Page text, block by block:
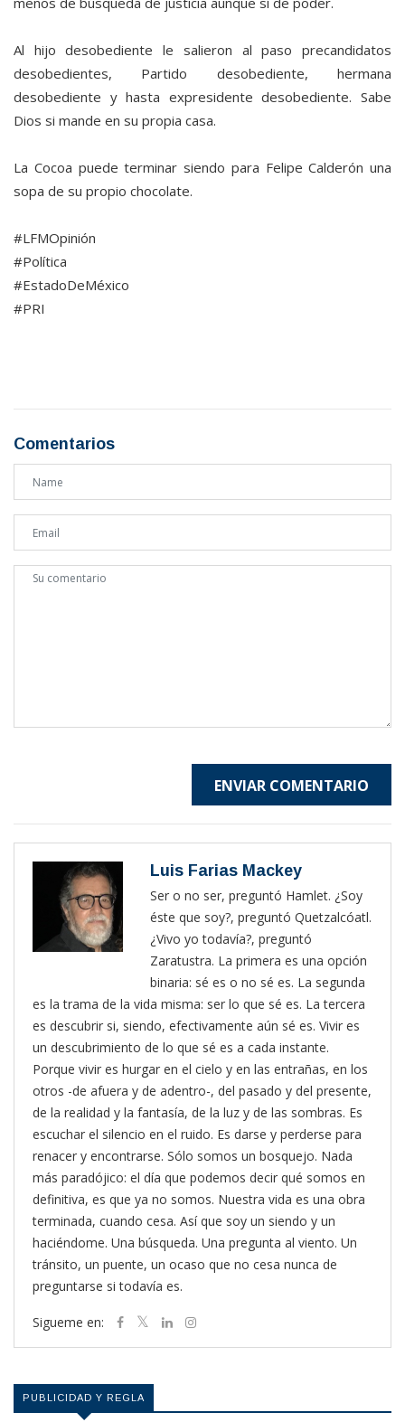
Al hijo desobediente le salieron al paso precandidatos
desobedientes, Partido desobediente, hermana
desobediente y hasta expresidente desobediente. Sabe
Dios si mande en su propia casa.
La Cocoa puede terminar siendo para Felipe Calderón una
sopa de su propio chocolate.
#LFMOpinión
#Política
#EstadoDeMéxico
#PRI
Comentarios
ENVIAR COMENTARIO
Luis Farias Mackey
Ser o no ser, preguntó Hamlet. ¿Soy
éste que soy?, preguntó Quetzalcóatl.
¿Vivo yo todavía?, preguntó
Zaratustra. La primera es una opción
binaria: sé es o no sé es. La segunda
es la trama de la vida misma: ser lo que sé es. La tercera
es descubrir si, siendo, efectivamente aún sé es. Vivir es
un descubrimiento de lo que sé es a cada instante.
Porque vivir es hurgar en el cielo y en las entrañas, en los
otros -de afuera y de adentro-, del pasado y del presente,
de la realidad y la fantasía, de la luz y de las sombras. Es
escuchar el silencio en el ruido. Es darse y perderse para
renacer y encontrarse. Sólo somos un bosquejo. Nada
más paradójico: el día que podemos decir qué somos en
definitiva, es que ya no somos. Nuestra vida es una obra
terminada, cuando cesa. Así que soy un siendo y un
haciéndome. Una búsqueda. Una pregunta al viento. Un
tránsito, un puente, un ocaso que no cesa nunca de
preguntarse si todavía es.
Sigueme en:
PUBLICIDAD Y REGLA